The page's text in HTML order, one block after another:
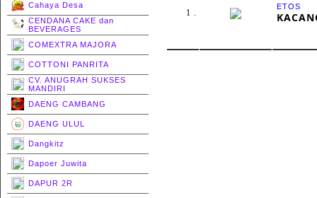
Cahaya Desa
CENDANA CAKE dan
BEVERAGES
COMEXTRA MAJORA
COTTONI PANRITA
CV. ANUGRAH SUKSES
MANDIRI
DAENG CAMBANG
DAENG ULUL
Dangkitz
Dapoer Juwita
DAPUR 2R
1 .
ETOS